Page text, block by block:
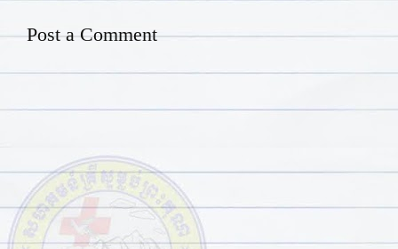
Post a Comment